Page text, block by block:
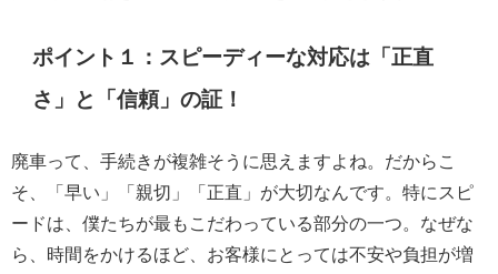
ポイント１：スピーディーな対応は「正直
さ」と「信頼」の証！
廃車って、手続きが複雑そうに思えますよね。だからこ
そ、「早い」「親切」「正直」が大切なんです。特にスピ
ードは、僕たちが最もこだわっている部分の一つ。なぜな
ら、時間をかけるほど、お客様にとっては不安や負担が増